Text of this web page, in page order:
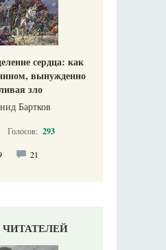
сердца: как
вынужденно
зло
Бартков
Голосов: 293
21